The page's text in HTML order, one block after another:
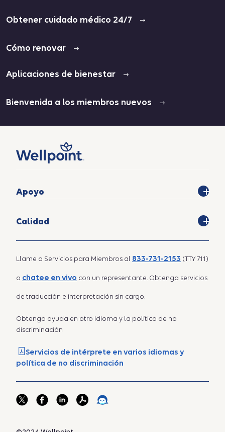
Obtener cuidado médico 24/7
Cómo renovar
Aplicaciones de bienestar
Bienvenida a los miembros nuevos
Apoyo
Calidad
Llame a Servicios para Miembros al 833-731-2153 (TTY 711)
o chatee en vivo con un representante. Obtenga servicios
de traducción e interpretación sin cargo.
Obtenga ayuda en otro idioma y la política de no
discriminación
Servicios de intérprete en varios idiomas y
política de no discriminación